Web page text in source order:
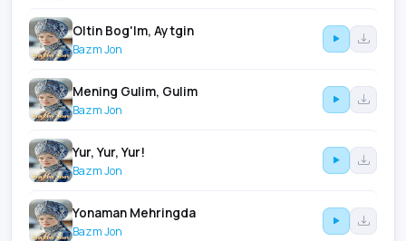
Oltin Bog'Im, Aytgin
Bazm Jon
Mening Gulim, Gulim
Bazm Jon
Yur, Yur, Yur!
Bazm Jon
Yonaman Mehringda
Bazm Jon